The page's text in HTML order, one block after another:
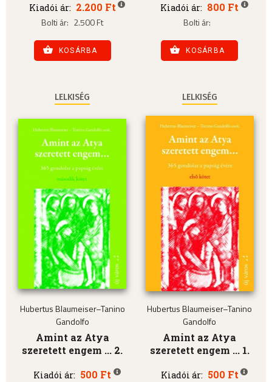
Kiadói ár: 2.200 Ft
Bolti ár: 2.500 Ft
KOSÁRBA
Kiadói ár: 800 Ft
Bolti ár:
KOSÁRBA
LELKISÉG
Hubertus Blaumeiser–Tanino
Gandolfo
Amint az Atya
szeretett engem ... 2.
Kiadói ár: 500 Ft
LELKISÉG
Hubertus Blaumeiser–Tanino
Gandolfo
Amint az Atya
szeretett engem ... 1.
Kiadói ár: 500 Ft